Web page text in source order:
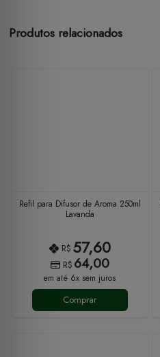
Produtos relacionados
Refil para Difusor de Aroma 250ml
Lavanda
R$ 57,60
R$ 64,00
em até 6x sem juros
Comprar